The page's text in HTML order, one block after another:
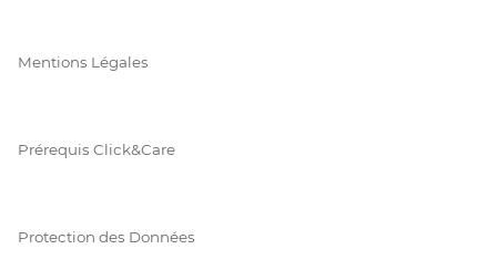
Mentions Légales
Prérequis Click&Care
Protection des Données